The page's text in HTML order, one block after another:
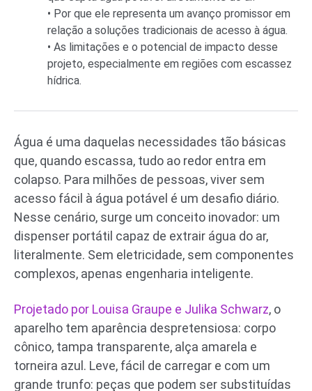
• Por que ele representa um avanço promissor em
relação a soluções tradicionais de acesso à água.
• As limitações e o potencial de impacto desse
projeto, especialmente em regiões com escassez
hídrica.
Água é uma daquelas necessidades tão básicas
que, quando escassa, tudo ao redor entra em
colapso. Para milhões de pessoas, viver sem
acesso fácil à água potável é um desafio diário.
Nesse cenário, surge um conceito inovador: um
dispenser portátil capaz de extrair água do ar,
literalmente. Sem eletricidade, sem componentes
complexos, apenas engenharia inteligente.
Projetado por Louisa Graupe e Julika Schwarz, o
aparelho tem aparência despretensiosa: corpo
cônico, tampa transparente, alça amarela e
torneira azul. Leve, fácil de carregar e com um
grande trunfo: peças que podem ser substituídas